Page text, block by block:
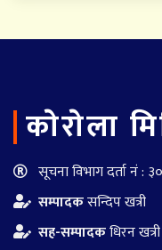
काेराेला
सूचना विभाग दर्ता नं :
सम्पादकसन्दिप खत्री
सह-सम्पादकधिरन खत्री